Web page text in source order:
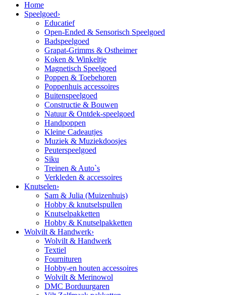
Home
Speelgoed›
Educatief
Open-Ended & Sensorisch Speelgoed
Badspeelgoed
Grapat-Grimms & Ostheimer
Koken & Winkeltje
Magnetisch Speelgoed
Poppen & Toebehoren
Poppenhuis accessoires
Buitenspeelgoed
Constructie & Bouwen
Natuur & Ontdek-speelgoed
Handpoppen
Kleine Cadeautjes
Muziek & Muziekdoosjes
Peuterspeelgoed
Siku
Treinen & Auto`s
Verkleden & accessoires
Knutselen›
Sam & Julia (Muizenhuis)
Hobby & knutselspullen
Knutselpakketten
Hobby & Knutselpakketten
Wolvilt & Handwerk›
Wolvilt & Handwerk
Textiel
Fournituren
Hobby-en houten accessoires
Wolvilt & Merinowol
DMC Borduurgaren